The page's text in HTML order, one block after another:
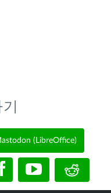
(LibreOffice)